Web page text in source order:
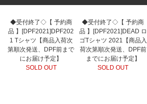
◆受付終了◇【 予約商
品 】[DPF2021]DPF202
1 Tシャツ【商品入荷次
第順次発送、DPF前まで
にお届け予定】
SOLD OUT
◆受付終了◇【 予約商
品 】[DPF2021]DEAD ロ
ゴTシャツ 2021【商品入
荷次第順次発送、DPF前
までにお届け予定】
SOLD OUT